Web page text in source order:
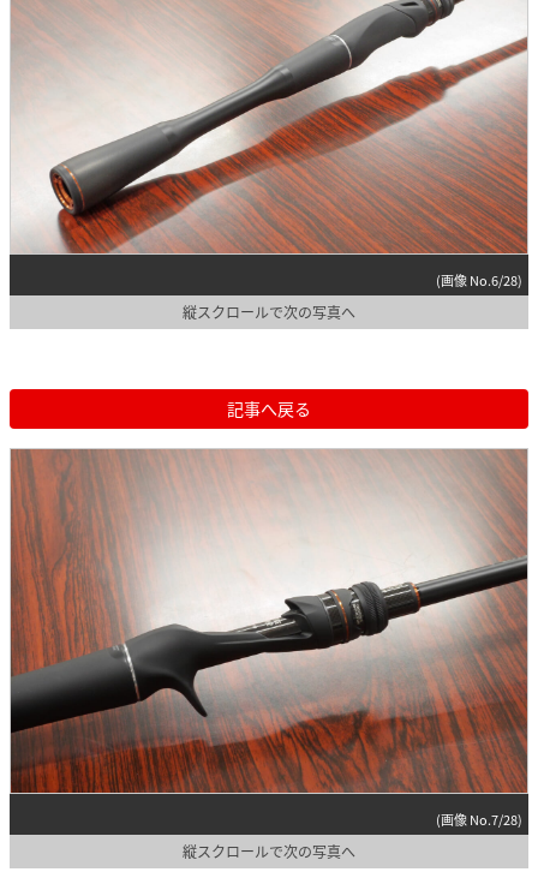
(画像 No.6/28)
縦スクロールで次の写真へ
記事へ戻る
(画像 No.7/28)
縦スクロールで次の写真へ